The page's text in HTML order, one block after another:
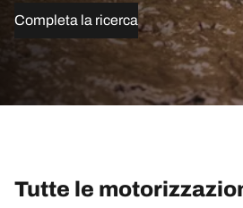
Completa la ricerca
Tutte le